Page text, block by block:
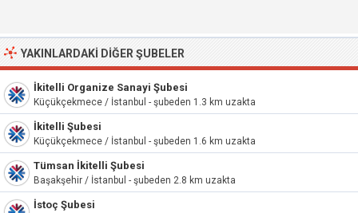
YAKINLARDAKI DIĞER ŞUBELER
İkitelli Organize Sanayi Şubesi
Küçükçekmece / İstanbul - şubeden 1.3 km uzakta
İkitelli Şubesi
Küçükçekmece / İstanbul - şubeden 1.6 km uzakta
Tümsan İkitelli Şubesi
Başakşehir / İstanbul - şubeden 2.8 km uzakta
İstoç Şubesi